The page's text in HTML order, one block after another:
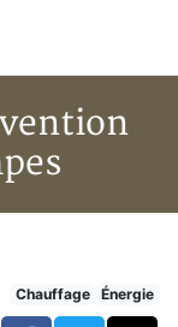
Chauffage
Énergie